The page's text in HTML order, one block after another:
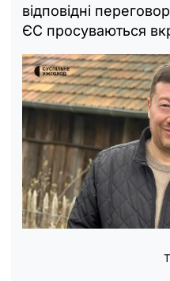
відповідні
ЄС просуваються